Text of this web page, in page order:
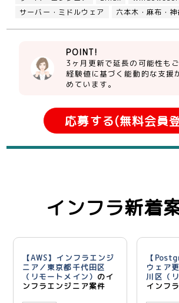
サーバー・ミドルウェア
六本木・麻布・神
POINT!
3ヶ月更新で延長の可能性もご
経験値に基づく能動的な支援
めています。
応募する(無料会員
インフラ新着
【AWS】インフラエンジ
ニア／東京都千代田区
（リモートメイン） のイ
ンフラエンジニア案件
【
ウェア
川区（
インフ